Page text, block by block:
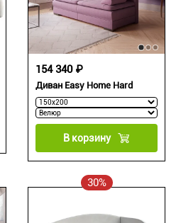
Диван Easy Home Hard
154 340 ₽
В корзину
30%